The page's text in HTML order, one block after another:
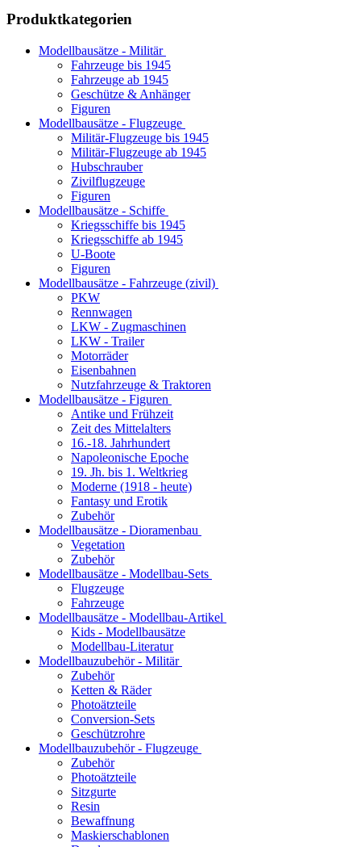
Produktkategorien
Modellbausätze - Militär
Fahrzeuge bis 1945
Fahrzeuge ab 1945
Geschütze & Anhänger
Figuren
Modellbausätze - Flugzeuge
Militär-Flugzeuge bis 1945
Militär-Flugzeuge ab 1945
Hubschrauber
Zivilflugzeuge
Figuren
Modellbausätze - Schiffe
Kriegsschiffe bis 1945
Kriegsschiffe ab 1945
U-Boote
Figuren
Modellbausätze - Fahrzeuge (zivil)
PKW
Rennwagen
LKW - Zugmaschinen
LKW - Trailer
Motorräder
Eisenbahnen
Nutzfahrzeuge & Traktoren
Modellbausätze - Figuren
Antike und Frühzeit
Zeit des Mittelalters
16.-18. Jahrhundert
Napoleonische Epoche
19. Jh. bis 1. Weltkrieg
Moderne (1918 - heute)
Fantasy und Erotik
Zubehör
Modellbausätze - Dioramenbau
Vegetation
Zubehör
Modellbausätze - Modellbau-Sets
Flugzeuge
Fahrzeuge
Modellbausätze - Modellbau-Artikel
Kids - Modellbausätze
Modellbau-Literatur
Modellbauzubehör - Militär
Zubehör
Ketten & Räder
Photoätzteile
Conversion-Sets
Geschützrohre
Modellbauzubehör - Flugzeuge
Zubehör
Photoätzteile
Sitzgurte
Resin
Bewaffnung
Maskierschablonen